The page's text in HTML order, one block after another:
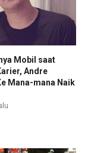
Mobil saat
Andre
Mana-mana Naik